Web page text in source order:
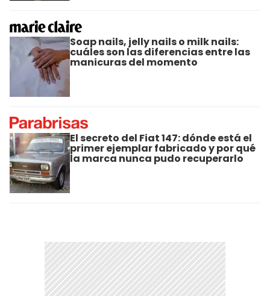
Soap nails, jelly nails o milk nails:
cuáles son las diferencias entre las
manicuras del momento
El secreto del Fiat 147: dónde está el
primer ejemplar fabricado y por qué
la marca nunca pudo recuperarlo